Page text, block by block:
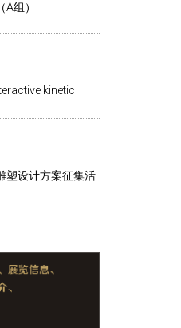
组）
kinetic
塑设计方案征集活